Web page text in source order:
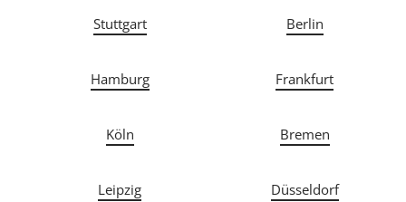
Stuttgart Berlin
Hamburg Frankfurt
Köln Bremen
Leipzig Düsseldorf